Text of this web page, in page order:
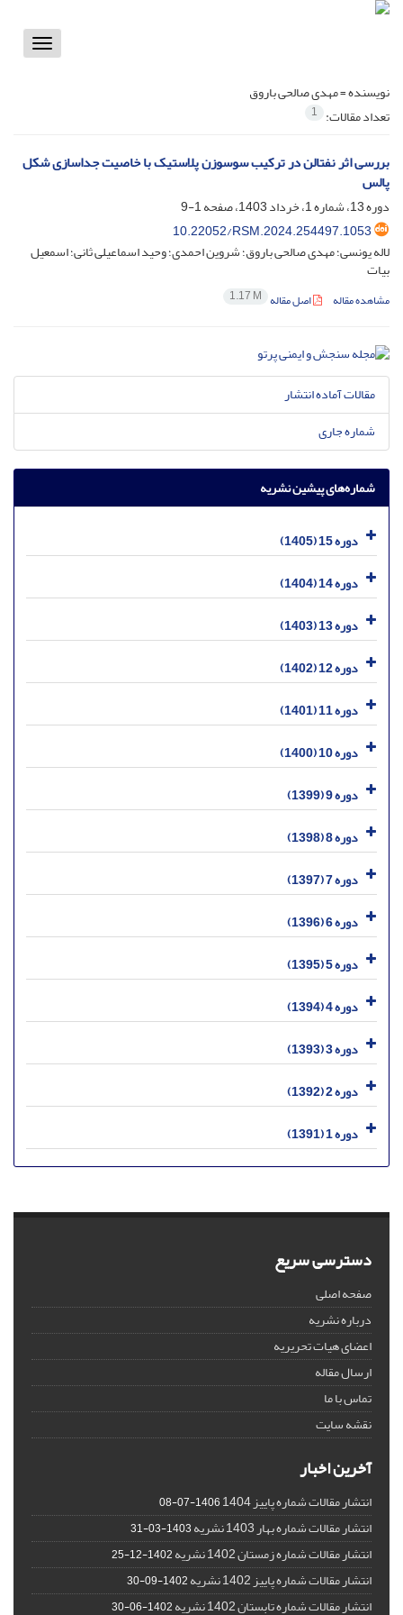
Toggle
نویسنده =مهدی صالحی باروق
تعداد مقالات: 1
بررسی اثر نفتالن در ترکیب سوسوزن‌ پلاستیک با خاصیت جداسازی شکل
پالس
دوره 13، شماره 1، خرداد 1403، صفحه
1-9
10.22052/RSM.2024.254497.1053
لاله یونسی؛ مهدی صالحی باروق؛ شروین احمدی؛ وحید اسماعیلی ثانی؛ اسمعیل
بیات
مشاهده مقاله اصل مقاله 1.17 M
مقالات آماده انتشار
شماره جاری
شماره‌های پیشین نشریه
دوره 15 (1405)
دوره 14 (1404)
دوره 13 (1403)
دوره 12 (1402)
دوره 11 (1401)
دوره 10 (1400)
دوره 9 (1399)
دوره 8 (1398)
دوره 7 (1397)
دوره 6 (1396)
دوره 5 (1395)
دوره 4 (1394)
دوره 3 (1393)
دوره 2 (1392)
دوره 1 (1391)
دسترسی سریع
صفحه اصلی
درباره نشریه
اعضای هیات تحریریه
ارسال مقاله
تماس با ما
نقشه سایت
آخرین اخبار
انتشار مقالات شماره پاییز 1404 1406-07-08
انتشار مقالات شماره بهار 1403 نشریه 1403-03-31
انتشار مقالات شماره زمستان 1402 نشریه 1402-12-25
انتشار مقالات شماره پاییز 1402 نشریه 1402-09-30
انتشار مقالات شماره تابستان 1402 نشریه 1402-06-30